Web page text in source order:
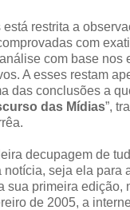
restrita a
com
com base nos
A esses restam
das conclusões a
das Mídias”,
decupagem de
notícia, seja ela para
sua primeira edição,
de 2005, a